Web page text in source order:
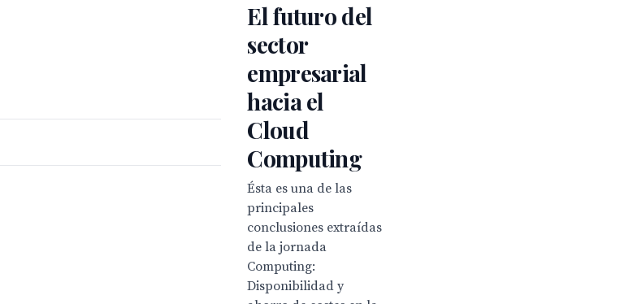
El futuro del
sector
empresarial
hacia el
Cloud
Computing
Ésta es una de las
principales
conclusiones extraídas
de la jornada
Computing:
Disponibilidad y